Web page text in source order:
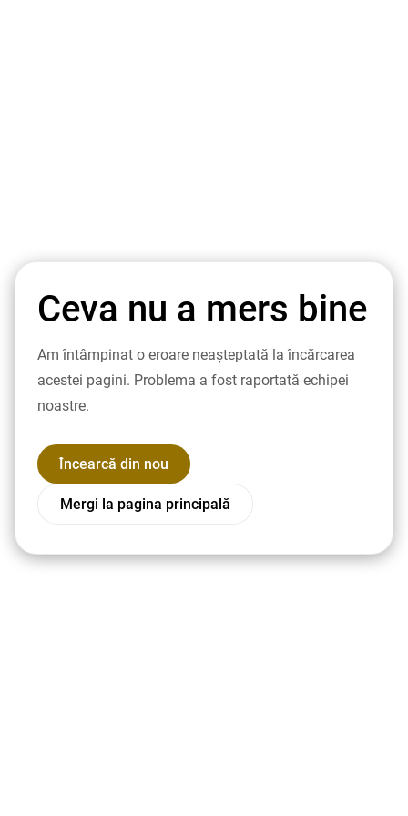
Ceva nu a mers bine
Am întâmpinat o eroare neașteptată la încărcarea
acestei pagini. Problema a fost raportată echipei
noastre.
Încearcă din nou
Mergi la pagina principală